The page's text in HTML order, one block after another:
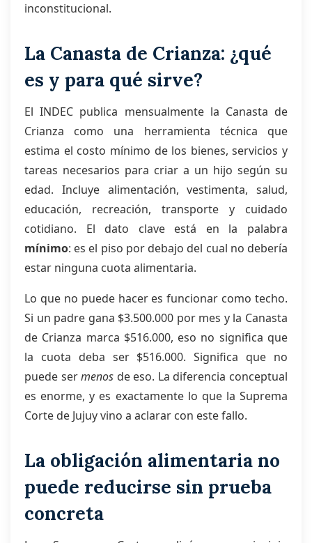
inconstitucional.
La Canasta de Crianza: ¿qué
es y para qué sirve?
El INDEC publica mensualmente la Canasta de
Crianza como una herramienta técnica que
estima el costo mínimo de los bienes, servicios y
tareas necesarios para criar a un hijo según su
edad. Incluye alimentación, vestimenta, salud,
educación, recreación, transporte y cuidado
cotidiano. El dato clave está en la palabra
mínimo: es el piso por debajo del cual no debería
estar ninguna cuota alimentaria.
Lo que no puede hacer es funcionar como techo.
Si un padre gana $3.500.000 por mes y la Canasta
de Crianza marca $516.000, eso no significa que
la cuota deba ser $516.000. Significa que no
puede sermenos de eso. La diferencia conceptual
es enorme, y es exactamente lo que la Suprema
Corte de Jujuy vino a aclarar con este fallo.
La obligación alimentaria no
puede reducirse sin prueba
concreta